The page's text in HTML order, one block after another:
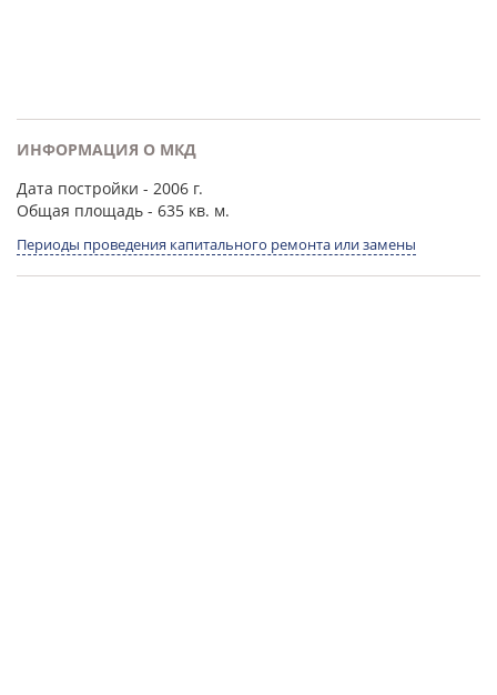
ИНФОРМАЦИЯ О МКД
Дата постройки - 2006 г.
Общая площадь - 635 кв. м.
Периоды проведения капитального ремонта или замены